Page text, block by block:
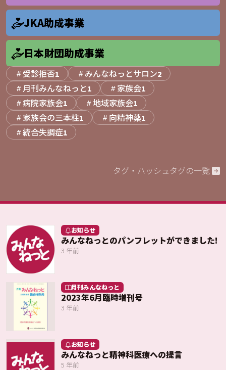
JKA助成事業
日本財団助成事業
受診拒否1 みんなねっとサロン2
月刊みんなねっと1 家族会1
病院家族会1 地域家族会1
家族会の三本柱1 向精神薬1
統合失調症1
タグ・ハッシュタグの一覧
お知らせ
みんなねっとのパンフレットができました!
3 年前
月刊みんなねっと
2023年6月臨時増刊号
3 年前
お知らせ
みんなねっと精神科医療への提言
5 年前